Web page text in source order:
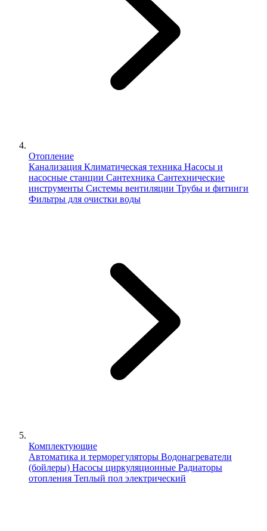
Отопление
Канализация Климатическая техника Насосы и
насосные станции Сантехника Сантехнические
инструменты Системы вентиляции Трубы и фитинги
Фильтры для очистки воды
Комплектующие
Автоматика и терморегуляторы Водонагреватели
(бойлеры) Насосы циркуляционные Радиаторы
отопления Теплый пол электрический